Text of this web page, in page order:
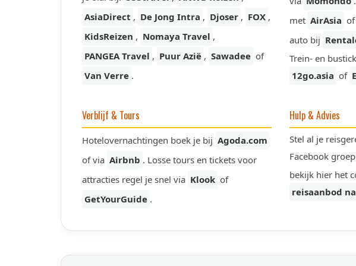
AsiaDirect , De Jong Intra , Djoser , FOX ,
KidsReizen , Nomaya Travel ,
PANGEA Travel , Puur Azië , Sawadee of
Van Verre .
met AirAsia of
auto bij
Trein- en
12go.asia of
Verblijf & Tours
Hotelovernachtingen boek je bij Agoda.com
of via Airbnb . Losse tours en tickets voor
attracties regel je snel via Klook of
GetYourGuide .
Hulp & Advies
Stel al je
Facebook groep
bekijk hier het
reisaanbod